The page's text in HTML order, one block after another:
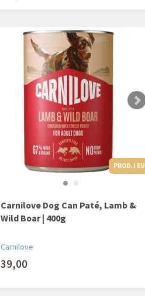
PROD. I EU
Carnilove Dog Can Paté, Lamb &
Wild Boar | 400g
Carnilove
39,00